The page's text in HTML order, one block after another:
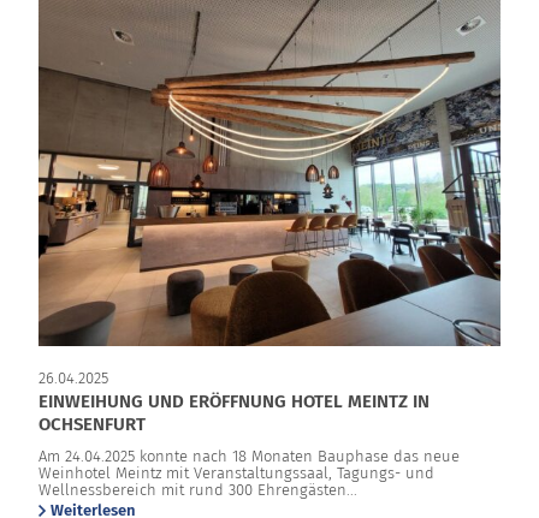
26.04.2025
EINWEIHUNG UND ERÖFFNUNG HOTEL MEINTZ IN
OCHSENFURT
Am 24.04.2025 konnte nach 18 Monaten Bauphase das neue
Weinhotel Meintz mit Veranstaltungssaal, Tagungs- und
Wellnessbereich mit rund 300 Ehrengästen...
Weiterlesen